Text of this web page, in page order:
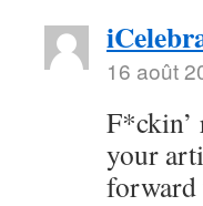
16 août
F*ckin’
your
forward